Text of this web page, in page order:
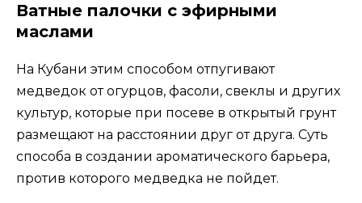
Ватные палочки с эфирными
маслами
На Кубани этим способом отпугивают
медведок от огурцов, фасоли, свеклы и других
культур, которые при посеве в открытый грунт
размещают на расстоянии друг от друга. Суть
способа в создании ароматического барьера,
против которого медведка не пойдет.